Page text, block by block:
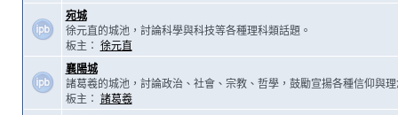
宛城
徐元直的城池，討論科學與科技等各種理科類話題。
板主： 徐元直
襄陽城
諸葛羲的城池，討論政治、社會、宗教、哲學，鼓勵宣揚各種信仰與理
板主： 諸葛羲